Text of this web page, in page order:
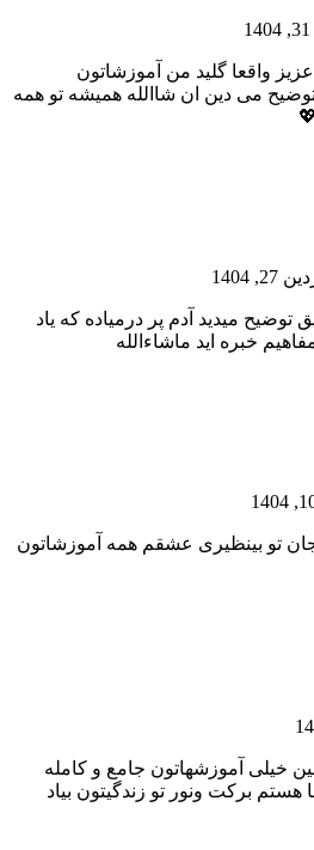
واقعا گلید من آموزشاتون
می دین ان شاالله همیشه تو همه
1404
میدید آدم پر درمیاده که یاد
خبره اید ماشاءالله
تو بینظیری عشقم همه آموزشاتون
خیلی آموزشهاتون جامع و کامله
برکت ونور تو زندگیتون بیاد